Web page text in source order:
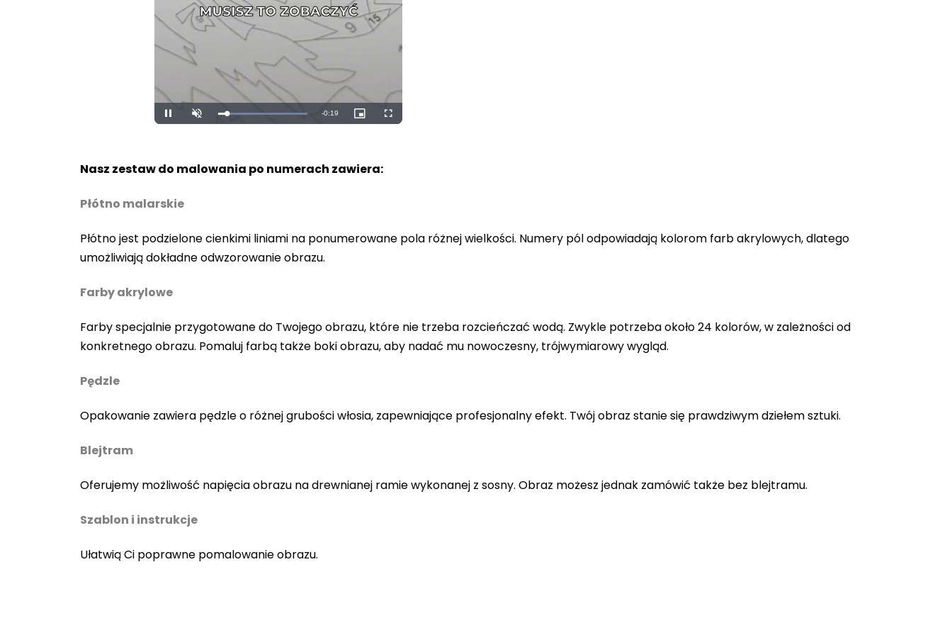
Pause Unmute Loaded:
100.00%
Remaining
-0:18
Picture-
in-
Fullscreen
Nasz zestaw do malowania po numerach zawiera:
Płótno malarskie
Płótno jest podzielone cienkimi liniami na ponumerowane pola różnej wielkości. Numery pól odpowiadają kolorom farb akrylowych, dlatego
umożliwiają dokładne odwzorowanie obrazu.
Farby akrylowe
Farby specjalnie przygotowane do Twojego obrazu, które nie trzeba rozcieńczać wodą. Zwykle potrzeba około 24 kolorów, w zależności od
konkretnego obrazu. Pomaluj farbą także boki obrazu, aby nadać mu nowoczesny, trójwymiarowy wygląd.
Pędzle
Opakowanie zawiera pędzle o różnej grubości włosia, zapewniające profesjonalny efekt. Twój obraz stanie się prawdziwym dziełem sztuki.
Blejtram
Oferujemy możliwość napięcia obrazu na drewnianej ramie wykonanej z sosny. Obraz możesz jednak zamówić także bez blejtramu.
Szablon i instrukcje
Ułatwią Ci poprawne pomalowanie obrazu.